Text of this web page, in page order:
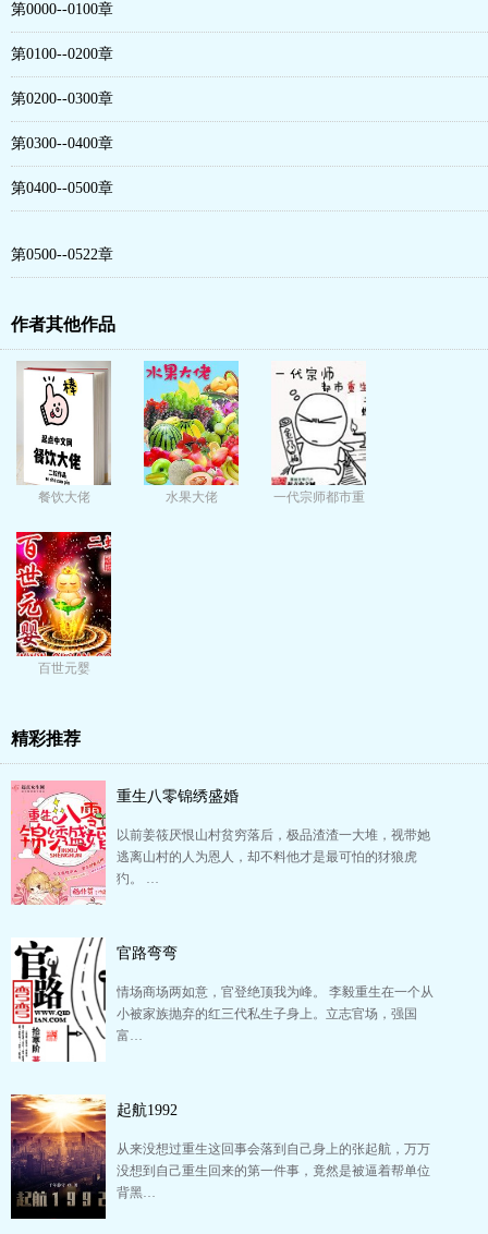
第0000--0100章
第0100--0200章
第0200--0300章
第0300--0400章
第0400--0500章
第0500--0522章
作者其他作品
餐饮大佬 水果大佬
一代宗师都市重
百世元婴
精彩推荐
重生八零锦绣盛婚
以前姜筱厌恨山村贫穷落后，极品渣渣一大堆，视带她
逃离山村的人为恩人，却不料他才是最可怕的犲狼虎
犳。 …
官路弯弯
情场商场两如意，官登绝顶我为峰。 李毅重生在一个从
小被家族抛弃的红三代私生子身上。立志官场，强国
富…
起航1992
从来没想过重生这回事会落到自己身上的张起航，万万
没想到自己重生回来的第一件事，竟然是被逼着帮单位
背黑…